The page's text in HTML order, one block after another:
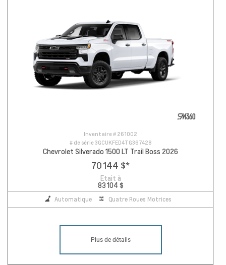
Inventaire # 261002
# de série3GCUKFED4TG367428
Chevrolet Silverado 1500 LT Trail Boss 2026
70 144 $*
Etait à
83 104 $
Automatique Quatre Roues Motrices
Plus de détails